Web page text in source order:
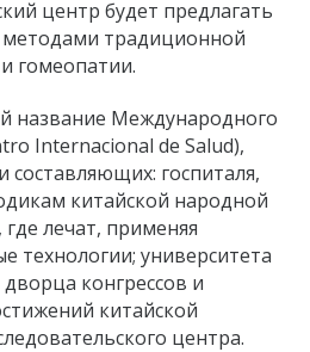
центр будет предлагать
методами традиционной
гомеопатии.
название Международного
Internacional de Salud),
составляющих: госпиталя,
китайской народной
лечат, применяя
технологии; университета
конгрессов и
китайской
центра.